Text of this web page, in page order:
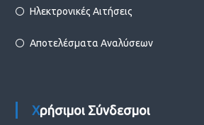
Ηλεκτρονικές Αιτήσεις
Αποτελέσματα Αναλύσεων
Χρήσιμοι Σύνδεσμοι